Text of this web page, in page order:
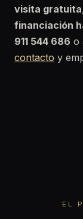
visita gratuita
financiación
911 544 686 o
contacto y
EL